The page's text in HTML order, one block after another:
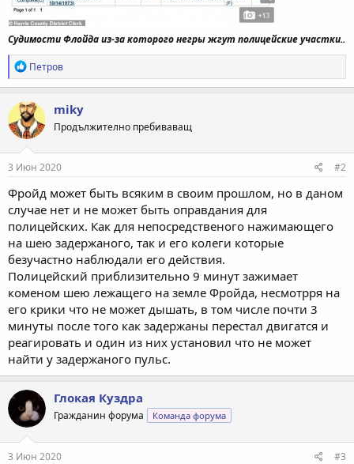
Судимости Флойда из-за которого негры жгут полицейские участки..
Р
е
а
к
ц
и
и
:
Петров
miky
Продължително пребиваващ
3 Июн 2020 #2
Фройд может быть всяким в своим прошлом, но в даном
случае нет и не может быть оправдания для
полицейских. Как для непосредственого нажимающего
на шею задержаного, так и его колеги которые
безучастно наблюдали его действия.
Полицейский приблизительно 9 минут зажимает
коменом шею лежащего на земле Фройда, несмотрря на
его крики что не может дышать, в том числе почти 3
минуты после того как задержаны перестал двигатся и
реагировать и один из них установил что не может
найти у задержаного пульс.
Глокая Куздра
Гражданин форума Команда форума
3 Июн 2020 #3